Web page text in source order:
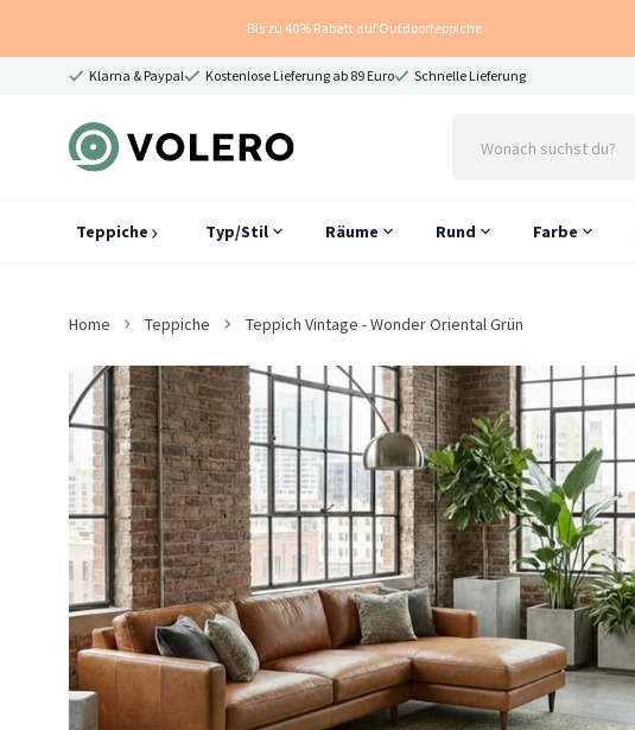
Bis zu 40% Rabatt auf Outdoorteppiche
Klarna & Paypal Kostenlose Lieferung ab 89 Euro Schnelle Lieferung
Teppiche Typ/Stil Räume Rund Farbe
Home Teppiche Teppich Vintage - Wonder Oriental Grün